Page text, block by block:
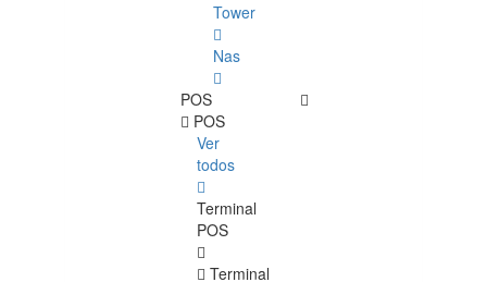
Tower
Nas
POS
POS
Ver
todos
Terminal
POS
Terminal